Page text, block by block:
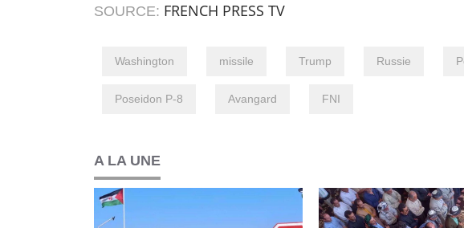
SOURCE: FRENCH PRESS TV
Washington missile Trump Russie
Poseidon P-8 Avangard FNI
A LA UNE